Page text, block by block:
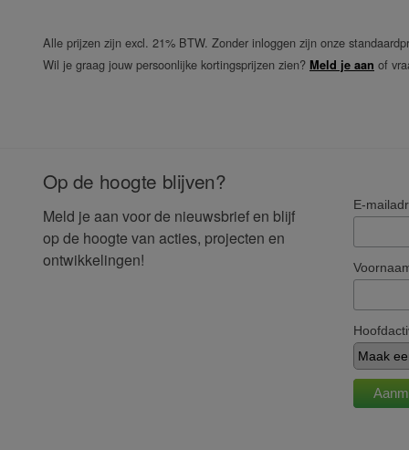
Alle prijzen zijn excl. 21% BTW. Zonder inloggen zijn onze
Wil je graag jouw persoonlijke kortingsprijzen zien? Meld je aan of
Op de hoogte blijven?
Meld je aan voor de nieuwsbrief en blijf
op de hoogte van acties, projecten en
ontwikkelingen!
E-